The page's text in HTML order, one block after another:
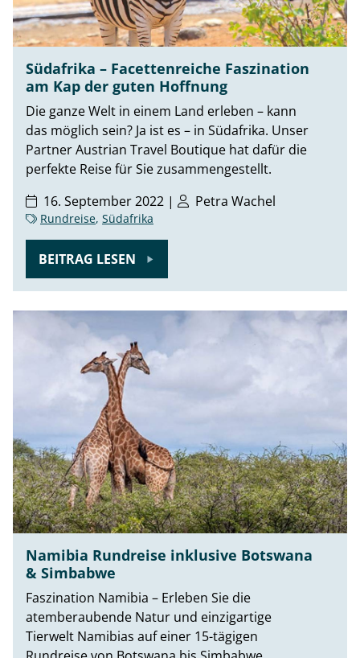
Südafrika – Facettenreiche Faszination
am Kap der guten Hoffnung
Die ganze Welt in einem Land erleben – kann
das möglich sein? Ja ist es – in Südafrika. Unser
Partner Austrian Travel Boutique hat dafür die
perfekte Reise für Sie zusammengestellt.
16. September 2022 |
Petra Wachel
Rundreise, Südafrika
BEITRAG LESEN
Namibia Rundreise inklusive Botswana
& Simbabwe
Faszination Namibia – Erleben Sie die
atemberaubende Natur und einzigartige
Tierwelt Namibias auf einer 15-tägigen